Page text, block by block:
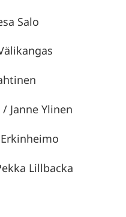
Salo
Janne Ylinen
Lillbacka